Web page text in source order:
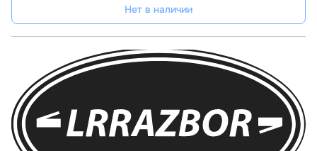
Нет в наличии